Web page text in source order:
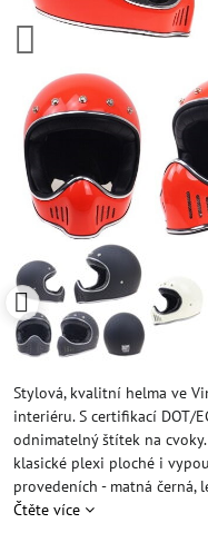
Stylová, kvalitní helma ve
interiéru. S certifikací DOT/
odnimatelný štítek na
klasické plexi ploché i
provedeních - matná černá,
Čtěte více